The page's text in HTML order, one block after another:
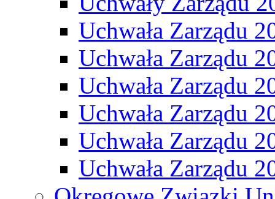
Uchwała Zarządu
Uchwała Zarządu
Uchwała Zarządu
Uchwała Zarządu
Uchwała Zarządu
Uchwała Zarządu